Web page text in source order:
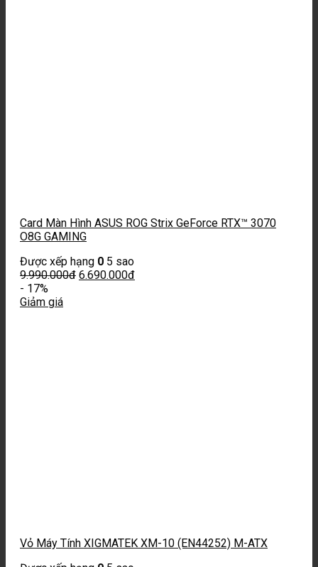
Card Màn Hình ASUS ROG Strix GeForce RTX™ 3070
O8G GAMING
Được xếp hạng 0 5 sao
9.990.000đ 6.690.000đ
- 17%
Giảm giá
Vỏ Máy Tính XIGMATEK XM-10 (EN44252) M-ATX